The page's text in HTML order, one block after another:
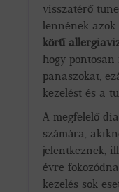
visszatérő
lennének azok
körű
hogy
panaszokat,
kezelést és a
A megfelelő
számára,
jelentkeznek,
évre
kezelés sok